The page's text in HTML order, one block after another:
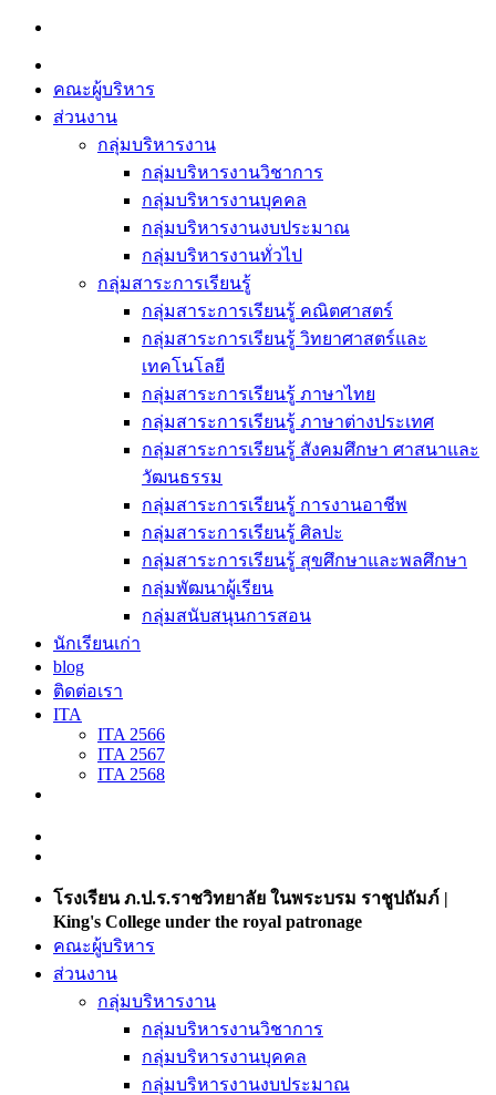
Skip
content
คณะผู้บริหาร
ส่วนงาน
กลุ่มบริหารงาน
กลุ่มบริหารงานวิชาการ
กลุ่มบริหารงานบุคคล
กลุ่มบริหารงานงบประมาณ
กลุ่มบริหารงานทั่วไป
กลุ่มสาระการเรียนรู้
กลุ่มสาระการเรียนรู้ คณิตศาสตร์
กลุ่มสาระการเรียนรู้ วิทยาศาสตร์และ
เทคโนโลยี
กลุ่มสาระการเรียนรู้ ภาษาไทย
กลุ่มสาระการเรียนรู้ ภาษาต่างประเทศ
กลุ่มสาระการเรียนรู้ สังคมศึกษา ศาสนาและ
วัฒนธรรม
กลุ่มสาระการเรียนรู้ การงานอาชีพ
กลุ่มสาระการเรียนรู้ ศิลปะ
กลุ่มสาระการเรียนรู้ สุขศึกษาและพลศึกษา
กลุ่มพัฒนาผู้เรียน
กลุ่มสนับสนุนการสอน
นักเรียนเก่า
blog
ติดต่อเรา
ITA
ITA 2566
ITA 2567
ITA 2568
โรงเรียน ภ.ป.ร.ราชวิทยาลัย ในพระบรม ราชูปถัมภ์ |
King's College under the royal patronage
คณะผู้บริหาร
ส่วนงาน
กลุ่มบริหารงาน
กลุ่มบริหารงานวิชาการ
กลุ่มบริหารงานบุคคล
กลุ่มบริหารงานงบประมาณ